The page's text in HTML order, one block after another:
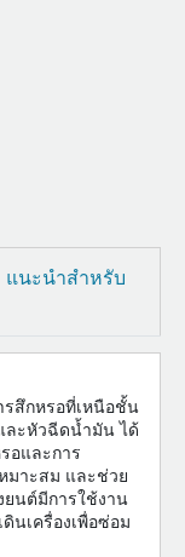
แนะนำสำหรับ
รสึกหรอที่เหนือชั้น
ละหัวฉีดน้ำมัน ได้
อและการ
มาะสม และช่วย
ยนต์มีการใช้งาน
นเครื่องเพื่อซ่อม